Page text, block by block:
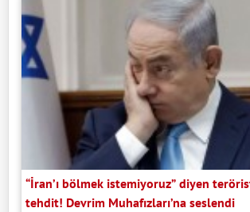
“İran’ı bölmek istemiyoruz” diyen
tehdit! Devrim Muhafızları’na seslendi